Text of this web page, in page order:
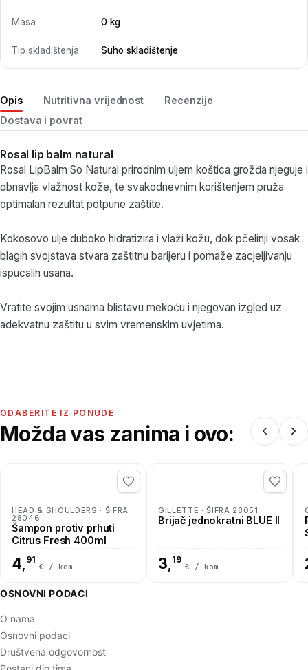
Opis Nutritivna vrijednost
Recenzije
Dostava i povrat
Rosal lip balm natural
Rosal LipBalm So Natural prirodnim uljem koštica grožđa njeguje i
obnavlja vlažnost kože, te svakodnevnim korištenjem pruža
optimalan rezultat potpune zaštite.
Kokosovo ulje duboko hidratizira i vlaži kožu, dok pčelinji vosak
blagih svojstava stvara zaštitnu barijeru i pomaže zacjeljivanju
ispucalih usana.
Vratite svojim usnama blistavu mekoću i njegovan izgled uz
adekvatnu zaštitu u svim vremenskim uvjetima.
Masa 0 kg
Tip skladištenja Suho skladištenje
ODABERITE IZ PONUDE
Možda vas zanima i ovo:
HEAD & SHOULDERS · ŠIFRA
28046
Šampon protiv prhuti
Citrus Fresh 400ml
4, 91
€ / kom
GILLETTE · ŠIFRA 28051
Brijač jednokratni BLUE II
3, 19
€ / kom
OSNOVNI PODACI
O nama
Osnovni podaci
Društvena odgovornost